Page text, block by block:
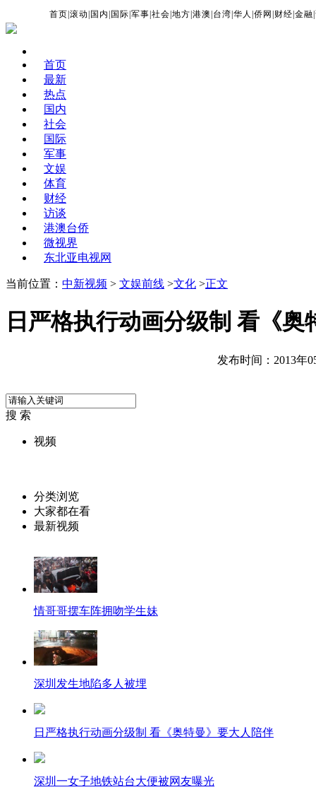
首页 |滚动 国内 国际 |军事 |社会 |地方 |港澳 台湾 |华人 |侨网 财经 |金融 |
首页
最新
热点
国内
社会
国际
军事
文娱
体育
财经
访谈
港澳台侨
微视界
东北亚电视网
当前位置： 中新视频 > 文娱前线 >文化 >正文
日严格执行动画分级制 看《奥
发布时间：2013年
搜 索
视频
分类浏览
大家都在看
最新视频
情哥哥摆车阵拥吻学生妹
深圳发生地陷多人被埋
日严格执行动画分级制 看《奥特曼》要大人陪伴
深圳一女子地铁站台大便被网友曝光